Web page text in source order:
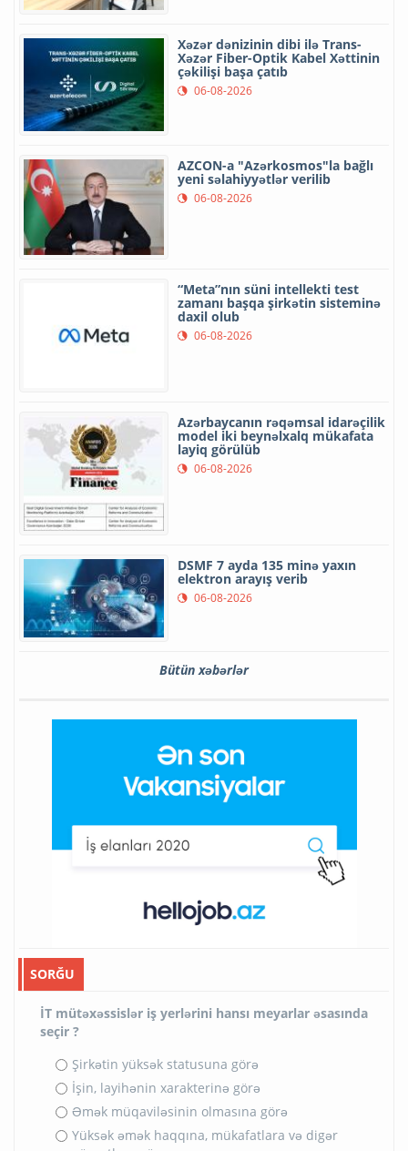
Xəzər dənizinin dibi ilə Trans-
Xəzər Fiber-Optik Kabel Xəttinin
çəkilişi başa çatıb
06-08-2026
AZCON-a "Azərkosmos"la bağlı
yeni səlahiyyətlər verilib
06-08-2026
“Meta”nın süni intellekti test
zamanı başqa şirkətin sisteminə
daxil olub
06-08-2026
Azərbaycanın rəqəmsal idarəçilik
model iki beynəlxalq mükafata
layiq görülüb
06-08-2026
DSMF 7 ayda 135 minə yaxın
elektron arayış verib
06-08-2026
Bütün xəbərlər
SORĞU
İT mütəxəssislər iş yerlərini hansı meyarlar əsasında
seçir ?
Şirkətin yüksək statusuna görə
İşin, layihənin xarakterinə görə
Əmək müqaviləsinin olmasına görə
Yüksək əmək haqqına, mükafatlara və digər